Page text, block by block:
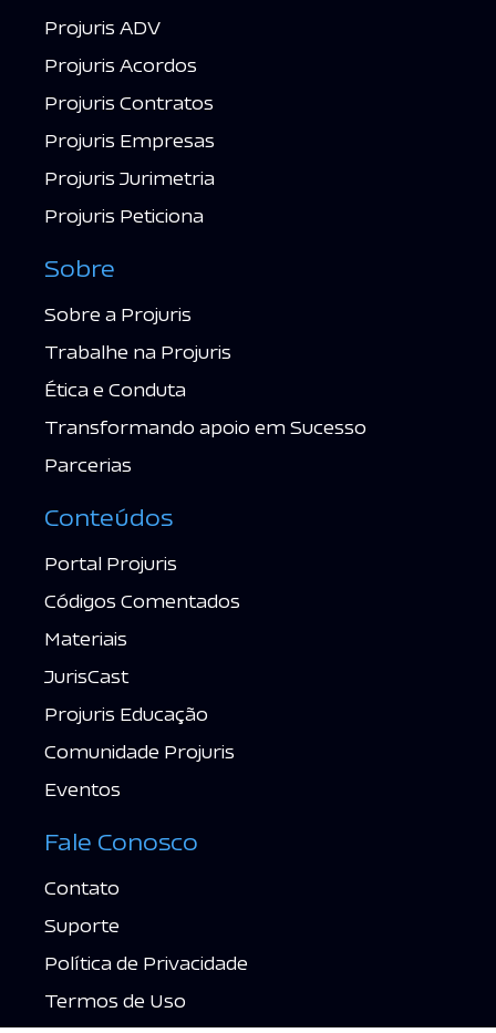
Projuris ADV
Projuris Acordos
Projuris Contratos
Projuris Empresas
Projuris Jurimetria
Projuris Peticiona
Sobre
Sobre a Projuris
Trabalhe na Projuris
Ética e Conduta
Transformando apoio em Sucesso
Parcerias
Conteúdos
Portal Projuris
Códigos Comentados
Materiais
JurisCast
Projuris Educação
Comunidade Projuris
Eventos
Fale Conosco
Contato
Suporte
Política de Privacidade
Termos de Uso